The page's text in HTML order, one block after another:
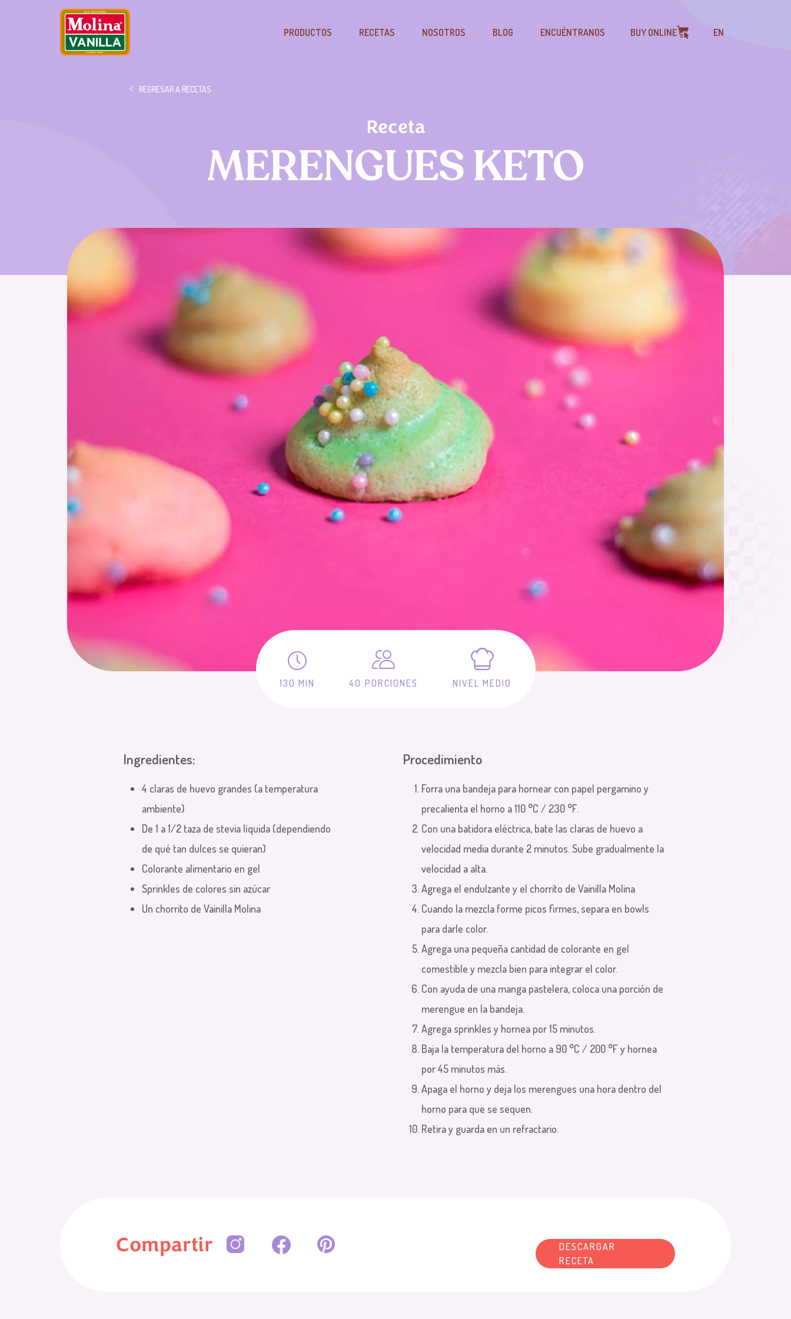
PRODUCTOS RECETAS NOSOTROS BLOG ENCUÉNTRANOS BUY ONLINE EN
REGRESAR A RECETAS
Receta
MERENGUES KETO
130 MIN 40 PORCIONES NIVEL MEDIO
Ingredientes:
4 claras de huevo grandes (a temperatura
ambiente)
De 1 a 1/2 taza de stevia líquida (dependiendo
de qué tan dulces se quieran)
Colorante alimentario en gel
Sprinkles de colores sin azúcar
Un chorrito de Vainilla Molina
Procedimiento
Forra una bandeja para hornear con papel pergamino y
precalienta el horno a 110 °C / 230 °F.
Con una batidora eléctrica, bate las claras de huevo a
velocidad media durante 2 minutos. Sube gradualmente la
velocidad a alta.
Agrega el endulzante y el chorrito de Vainilla Molina
Cuando la mezcla forme picos firmes, separa en bowls
para darle color.
Agrega una pequeña cantidad de colorante en gel
comestible y mezcla bien para integrar el color.
Con ayuda de una manga pastelera, coloca una porción de
merengue en la bandeja.
Agrega sprinkles y hornea por 15 minutos.
Baja la temperatura del horno a 90 °C / 200 °F y hornea
por 45 minutos más.
Apaga el horno y deja los merengues una hora dentro del
horno para que se sequen.
Retira y guarda en un refractario.
Compartir
DESCARGAR
RECETA